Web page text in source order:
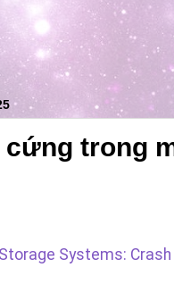
cứng trong
Systems: